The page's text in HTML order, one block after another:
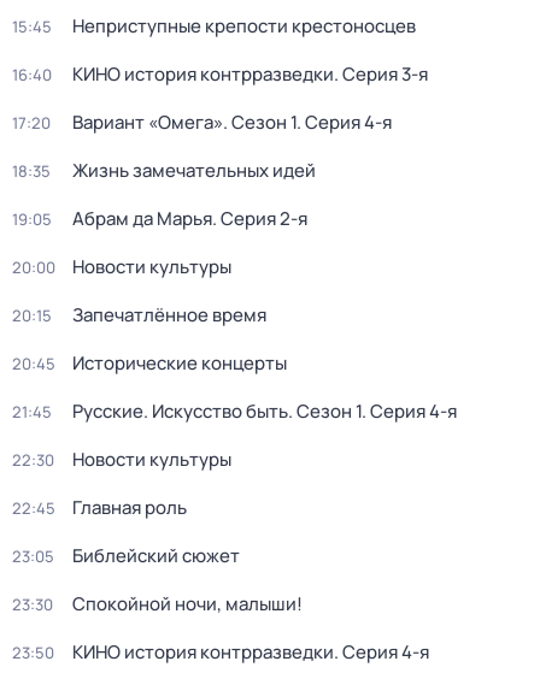
15:45 Неприступные крепости крестоносцев
16:40 КИНО история контрразведки. Серия 3-я
17:20 Вариант «Омега». Сезон 1. Серия 4-я
18:35 Жизнь замечательных идей
19:05 Абрам да Марья. Серия 2-я
20:00 Новости культуры
20:15 Запечатлённое время
20:45 Исторические концерты
21:45 Русские. Искусство быть. Сезон 1. Серия 4-я
22:30 Новости культуры
22:45 Главная роль
23:05 Библейский сюжет
23:30 Спокойной ночи, малыши!
23:50 КИНО история контрразведки. Серия 4-я